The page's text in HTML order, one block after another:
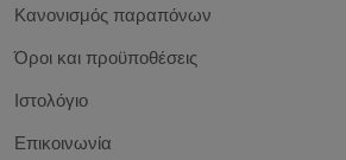
Κανονισμός παραπόνων
Όροι και προϋποθέσεις
Ιστολόγιο
Επικοινωνία